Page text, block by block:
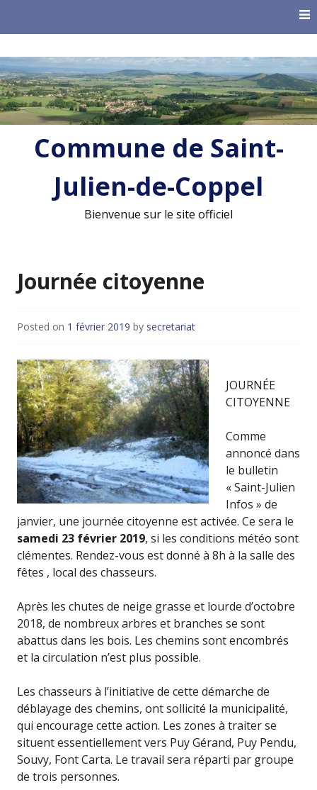
Commune de Saint-
Julien-de-Coppel
Bienvenue sur le site officiel
Journée citoyenne
Posted on 1 février 2019 by secretariat
JOURNÉE
CITOYENNE
Comme
annoncé dans
le bulletin
« Saint-Julien
Infos » de
janvier, une journée citoyenne est activée. Ce sera le
samedi 23 février 2019, si les conditions météo sont
clémentes. Rendez-vous est donné à 8h à la salle des
fêtes , local des chasseurs.
Après les chutes de neige grasse et lourde d’octobre
2018, de nombreux arbres et branches se sont
abattus dans les bois. Les chemins sont encombrés
et la circulation n’est plus possible.
Les chasseurs à l’initiative de cette démarche de
déblayage des chemins, ont sollicité la municipalité,
qui encourage cette action. Les zones à traiter se
situent essentiellement vers Puy Gérand, Puy Pendu,
Souvy, Font Carta. Le travail sera réparti par groupe
de trois personnes.